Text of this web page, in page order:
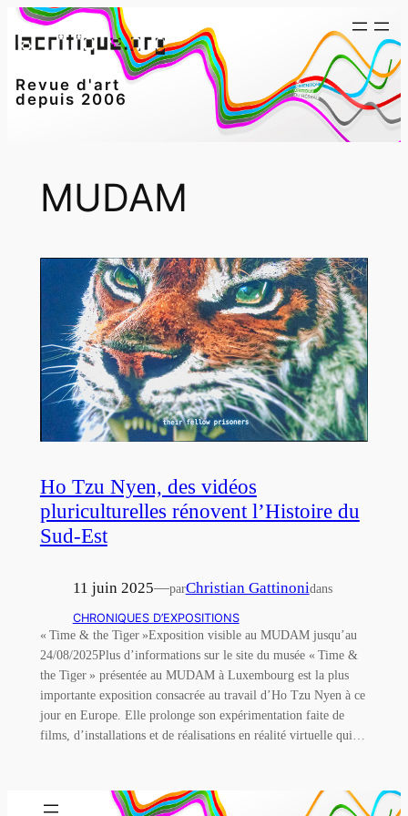
Aller
au
Revue d'art
depuis 2006
MUDAM
Ho Tzu Nyen, des vidéos
pluriculturelles rénovent l’Histoire du
Sud-Est
11 juin 2025—parChristian Gattinonidans
CHRONIQUES D’EXPOSITIONS
« Time & the Tiger »Exposition visible au MUDAM jusqu’au
24/08/2025Plus d’informations sur le site du musée « Time &
the Tiger » présentée au MUDAM à Luxembourg est la plus
importante exposition consacrée au travail d’Ho Tzu Nyen à ce
jour en Europe. Elle prolonge son expérimentation faite de
films, d’installations et de réalisations en réalité virtuelle qui…